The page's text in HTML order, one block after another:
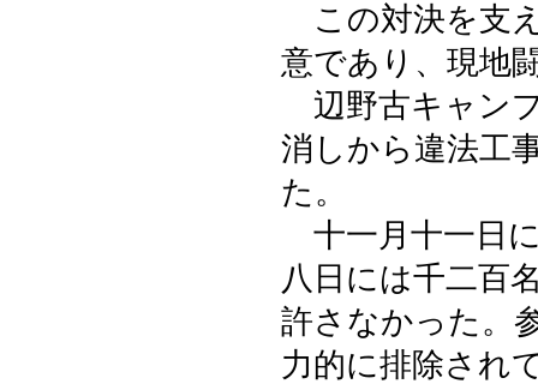
この対決を支
意であり、現地
辺野古キャン
消しから違法工
た。
十一月十一日
八日には千二百
許さなかった。
力的に排除され